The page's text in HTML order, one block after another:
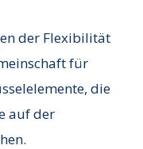
der Flexibilität
für
die
auf der